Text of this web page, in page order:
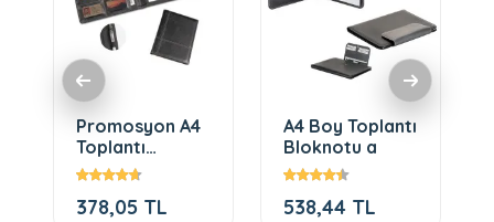
Promosyon A4
Toplantı
Bloknotu d
378,05 TL
A4 Boy Toplantı
Bloknotu a
538,44 TL